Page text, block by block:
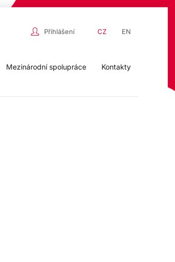
Přihlášení CZ EN
Mezinárodní spolupráce Kontakty